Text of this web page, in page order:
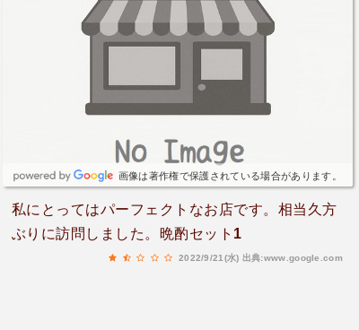
画像は著作権で保護されている場合があります。
私にとってはパーフェクトなお店です。相当久方
ぶりに訪問しました。晩酌セット1
2022/9/21(水) 出典:www.google.com